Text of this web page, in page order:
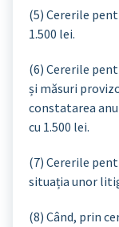
(5) Cererile
1.500 lei.
(6) Cererile
și măsuri
constatarea
cu 1.500 lei.
(7) Cererile
situația unor
(8) Când, prin